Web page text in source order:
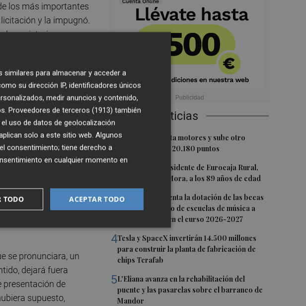
Últimas Noticias
1El Ibex 35 aprieta motores y sube otro
0,62%, hasta los 20.180 puntos
Fallece el expresidente de Eurocaja Rural,
Andrés Gómez Mora, a los 89 años de edad
3CaixaBank aumenta la dotación de las becas
para el alumnado de escuelas de música a
275.000 euros en el curso 2026-2027
4Tesla y SpaceX invertirán 14.500 millones
para construir la planta de fabricación de
chips Terafab
5L'Eliana avanza en la rehabilitación del
puente y las pasarelas sobre el barranco de
Mandor
los más importantes
y la impugnó.
consistorio se acoge
municipal ha
licitadoras
de concurrir en el
ha estado a punto
por un
que una de las
de las
municipales
se pronunciara, un
dejará fuera
presentación de
supuesto,
para almacenar y acceder a
su dirección IP, identificadores únicos
medir anuncios y contenido,
Proveedores de terceros (1913) también
uso de datos de geolocalización
solo a este sitio web. Algunos
consentimiento; tiene derecho a
en cualquier momento en
ACEPTAR TODO
TODO